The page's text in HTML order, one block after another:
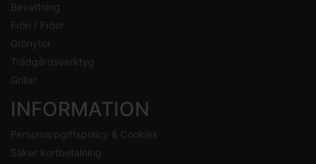
Bevattning
Frön / Fröer
Grönytor
Trädgårdsverktyg
Grillar
INFORMATION
Personuppgiftspolicy & Cookies
Säker kortbetalning